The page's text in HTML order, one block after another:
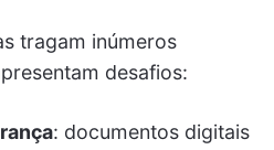
tragam inúmeros
desafios:
: documentos digitais